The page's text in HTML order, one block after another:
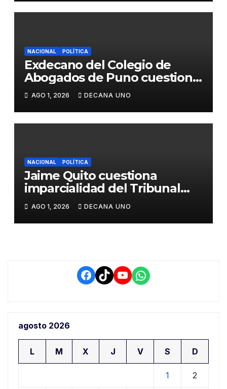
NACIONAL POLÍTICA
Exdecano del Colegio de
Abogados de Puno cuestiona
propuestas sobre seguridad
ciudadana
AGO 1, 2026 DECANA UNO
NACIONAL POLÍTICA
Jaime Quito cuestiona
imparcialidad del Tribunal
Constitucional tras liberación
de Ollanta Humala
AGO 1, 2026 DECANA UNO
Facebook
TikTokYouTube
WhatsApp
agosto 2026
L M X J V S D
1 2